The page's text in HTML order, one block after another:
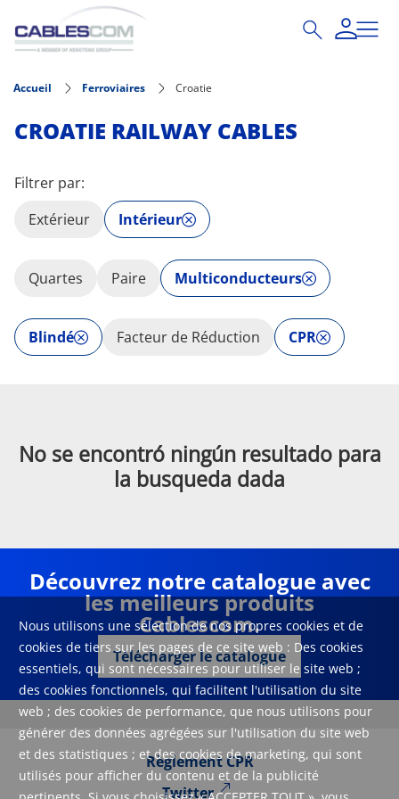
Aller au contenu principal
Nous utilisons une sélection de nos propres cookies et de
cookies de tiers sur les pages de ce site web : Des cookies
essentiels, qui sont nécessaires pour utiliser le site web ;
des cookies fonctionnels, qui facilitent l'utilisation du site
web ; des cookies de performance, que nous utilisons pour
générer des données agrégées sur l'utilisation du site web
et des statistiques ; et des cookies de marketing, qui sont
utilisés pour afficher du contenu et de la publicité
Accueil Ferroviaires Croatie
CROATIE RAILWAY CABLES
Filtrer par:
Extérieur
Intérieur
Quartes Paire Multiconducteurs
Blindé Facteur de Réduction CPR
No se encontró ningún resultado para
la busqueda dada
Découvrez notre catalogue avec
les meilleurs produits
Cablescom.
Télécharger le catalogue
Règlement CPR
Twitter